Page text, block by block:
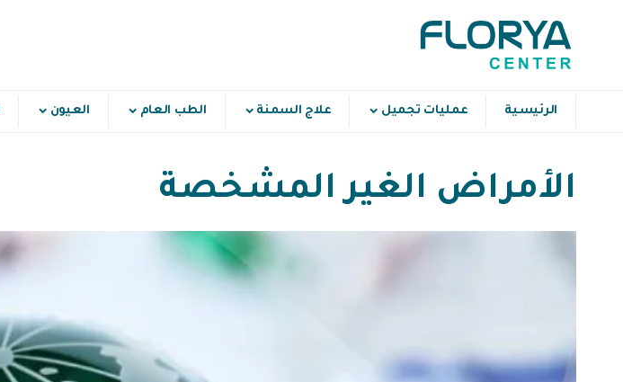
الرئيسية عمليات تجميل علاج السمنة الطب العام العيون
الأمراض الغير المشخصة